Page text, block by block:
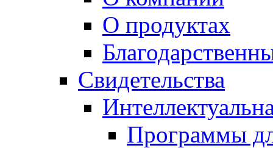
О продуктах
Свидетельства
Программы